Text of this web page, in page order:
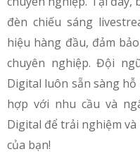
đèn chiếu sáng
hiệu hàng đầu, đảm
chuyên nghiệp. Đội
Digital luôn sẵn sàng
hợp với nhu cầu và
Digital để trải nghiệm
của bạn!